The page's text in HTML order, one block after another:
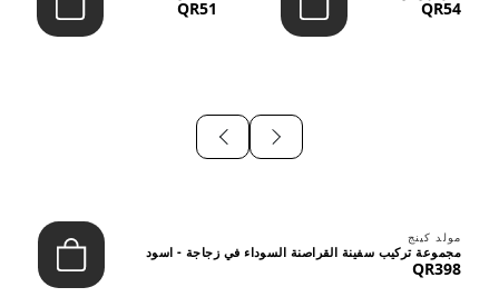
QR54
QR51
مولد كينج
مجموعة تركيب سفينة القراصنة السوداء في زجاجة - اسود
QR398